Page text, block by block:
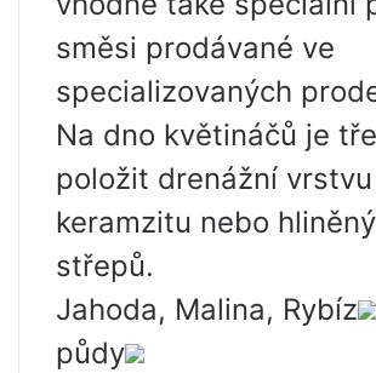
směsi prodávané ve
specializovaných
Na dno květináčů je
položit drenážní
keramzitu nebo
střepů.
Jahoda, Malina, Rybíz
půdy